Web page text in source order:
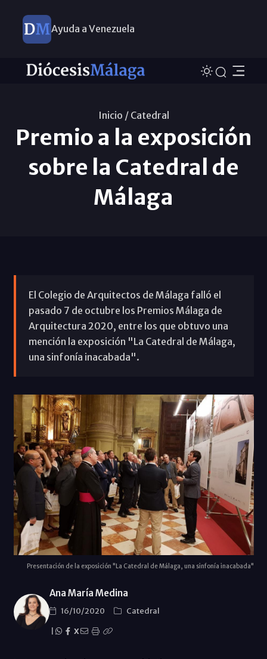
Ayuda a Venezuela
Inicio / Catedral
Premio a la exposición
sobre la Catedral de
Málaga
El Colegio de Arquitectos de Málaga falló el
pasado 7 de octubre los Premios Málaga de
Arquitectura 2020, entre los que obtuvo una
mención la exposición "La Catedral de Málaga,
una sinfonía inacabada".
Presentación de la exposición "La Catedral de Málaga, una sinfonía inacabada"
Ana María Medina
16/10/2020
Catedral
X